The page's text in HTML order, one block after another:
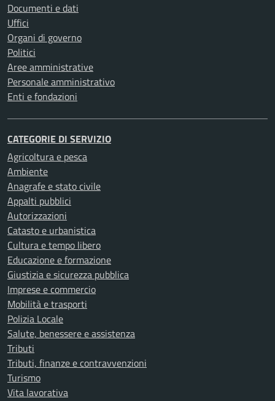
Documenti e dati
Uffici
Organi di governo
Politici
Aree amministrative
Personale amministrativo
Enti e fondazioni
CATEGORIE DI SERVIZIO
Agricoltura e pesca
Ambiente
Anagrafe e stato civile
Appalti pubblici
Autorizzazioni
Catasto e urbanistica
Cultura e tempo libero
Educazione e formazione
Giustizia e sicurezza pubblica
Imprese e commercio
Mobilità e trasporti
Polizia Locale
Salute, benessere e assistenza
Tributi
Tributi, finanze e contravvenzioni
Turismo
Vita lavorativa